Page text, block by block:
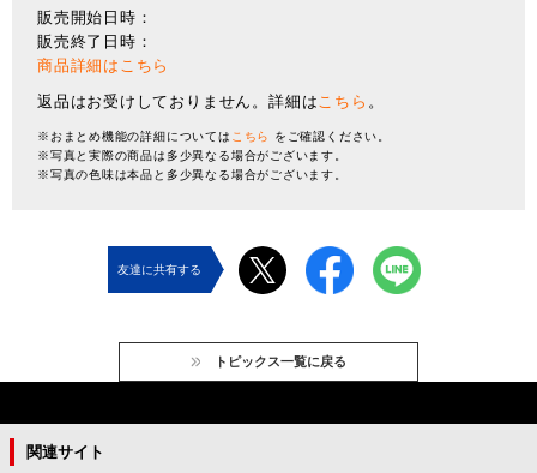
販売開始日時：
販売終了日時：
商品詳細はこちら
返品はお受けしておりません。詳細はこちら 。
※おまとめ機能の詳細については こちら
をご確認ください。
※写真と実際の商品は多少異なる場合がございます。
※写真の色味は本品と多少異なる場合がございます。
友達に共有する
トピックス一覧に戻る
関連サイト